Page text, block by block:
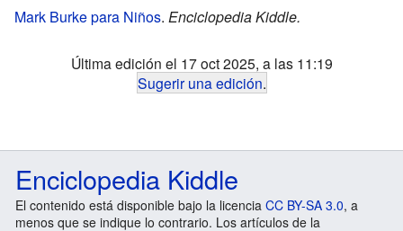
Mark Burke para Niños. Enciclopedia Kiddle.
Última edición el 17 oct 2025, a las 11:19
Sugerir una edición.
Enciclopedia Kiddle
El contenido está disponible bajo la licencia CC BY-SA 3.0, a
menos que se indique lo contrario. Los artículos de la